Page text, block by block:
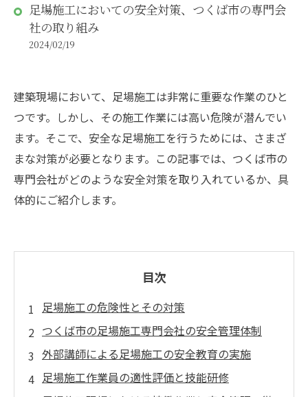
足場施工においての安全対策、つくば市の専門会
社の取り組み
2024/02/19
建築現場において、足場施工は非常に重要な作業のひと
つです。しかし、その施工作業には高い危険が潜んでい
ます。そこで、安全な足場施工を行うためには、さまざ
まな対策が必要となります。この記事では、つくば市の
専門会社がどのような安全対策を取り入れているか、具
体的にご紹介します。
目次
足場施工の危険性とその対策
つくば市の足場施工専門会社の安全管理体制
外部講師による足場施工の安全教育の実施
足場施工作業員の適性評価と技能研修